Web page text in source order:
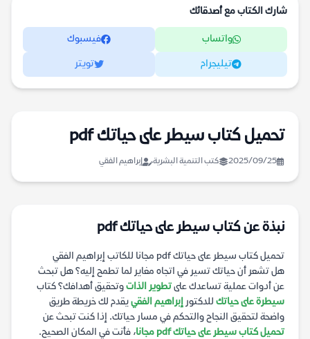
شارك الكتاب مع أصدقائك
واتساب فيسبوك
تيليجرام تويتر
تحميل كتاب سيطر على حياتك pdf
2025/09/25 كتب التنمية البشرية إبراهيم الفقي
نبذة عن كتاب سيطر على حياتك pdf
تحميل كتاب سيطر على حياتك pdf مجانا للكاتب إبراهيم الفقي
هل تشعر أن حياتك تسير في اتجاه مغاير لما تطمح إليه؟ هل تبحث
عن أدوات عملية تساعدك علىتطوير الذاتوتحقيق أهدافك؟ كتاب
سيطرة على حياتك للدكتور إبراهيم الفقييقدم لك خريطة طريق
واضحة لتحقيق النجاح والتحكم في مسار حياتك. إذا كنت تبحث عن
تحميل كتاب سيطر على حياتك pdf مجانا
، فأنت في المكان الصحيح.